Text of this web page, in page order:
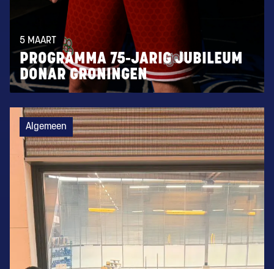
5 MAART
PROGRAMMA 75-JARIG JUBILEUM
DONAR GRONINGEN
Algemeen